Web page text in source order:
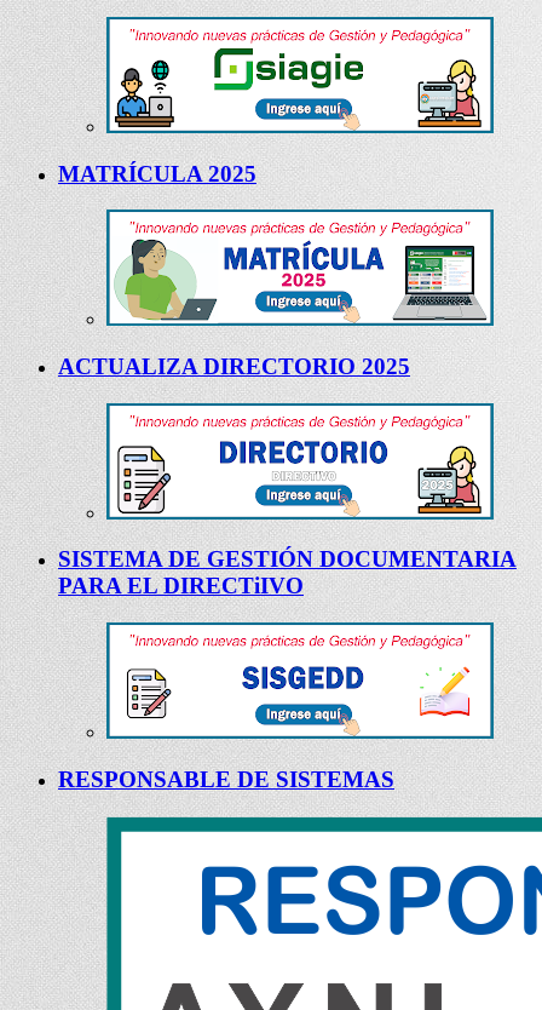
MATRÍCULA 2025
ACTUALIZA DIRECTORIO 2025
SISTEMA DE GESTIÓN DOCUMENTARIA
PARA EL DIRECTiIVO
RESPONSABLE DE SISTEMAS